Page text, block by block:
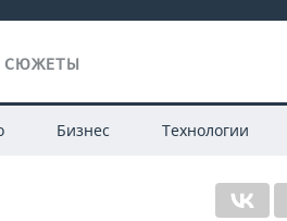
СЮЖЕТЫ
Бизнес Технологии